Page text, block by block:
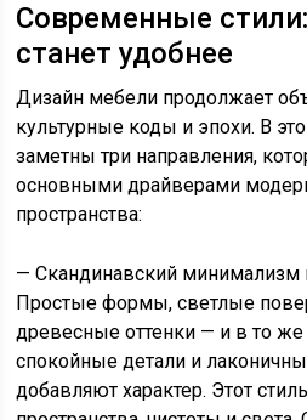
Современные
станет удобнее
Дизайн мебели продолжает
культурные коды и эпохи. В
заметны три направления,
основными драйверами
пространства:
— Скандинавский минимализм
Простые формы, светлые
древесные оттенки — и в то
спокойные детали и
добавляют характер. Этот